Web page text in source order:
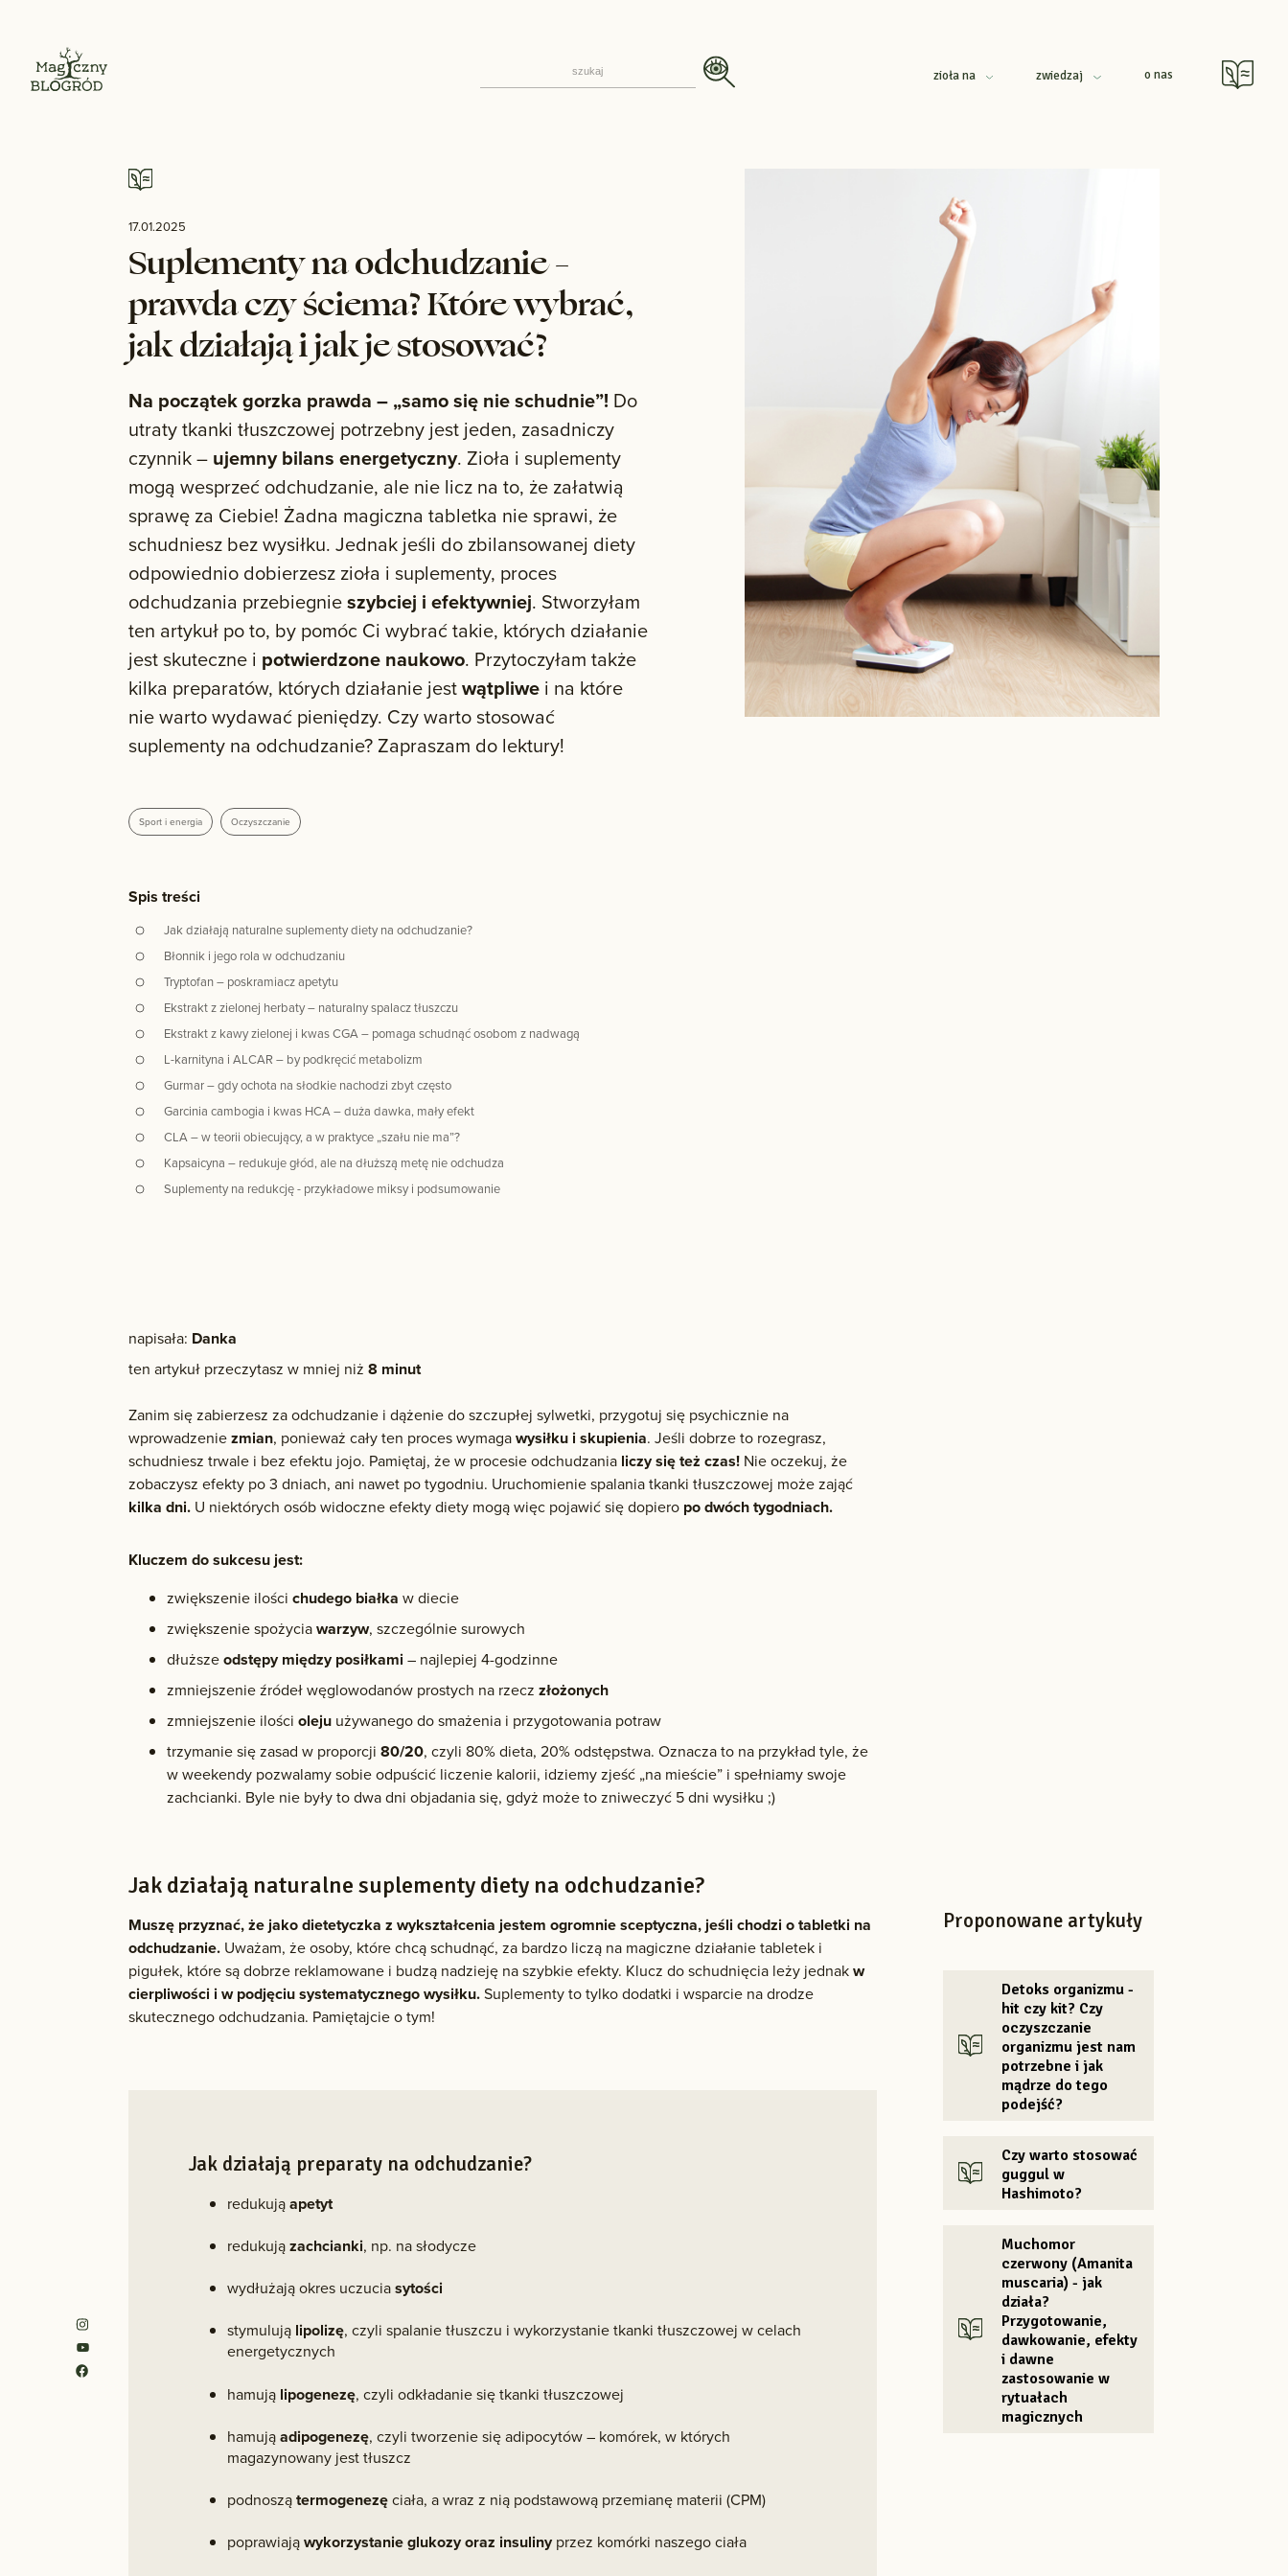
zioła na zwiedzaj o nas
17.01.2025
Suplementy na odchudzanie –
prawda czy ściema? Które wybrać,
jak działają i jak je stosować?
Na początek gorzka prawda – „samo się nie schudnie”! Do
utraty tkanki tłuszczowej potrzebny jest jeden, zasadniczy
czynnik – ujemny bilans energetyczny. Zioła i suplementy
mogą wesprzeć odchudzanie, ale nie licz na to, że załatwią
sprawę za Ciebie! Żadna magiczna tabletka nie sprawi, że
schudniesz bez wysiłku. Jednak jeśli do zbilansowanej diety
odpowiednio dobierzesz zioła i suplementy, proces
odchudzania przebiegnieszybciej i efektywniej. Stworzyłam
ten artykuł po to, by pomóc Ci wybrać takie, których działanie
jest skuteczne i potwierdzone naukowo. Przytoczyłam także
kilka preparatów, których działanie jestwątpliwe i na które
nie warto wydawać pieniędzy. Czy warto stosować
suplementy na odchudzanie? Zapraszam do lektury!
Sport i energia Oczyszczanie
Spis treści
Jak działają naturalne suplementy diety na odchudzanie?
Błonnik i jego rola w odchudzaniu
Tryptofan – poskramiacz apetytu
Ekstrakt z zielonej herbaty – naturalny spalacz tłuszczu
Ekstrakt z kawy zielonej i kwas CGA – pomaga schudnąć osobom z nadwagą
L-karnityna i ALCAR – by podkręcić metabolizm
Gurmar – gdy ochota na słodkie nachodzi zbyt często
Garcinia cambogia i kwas HCA – duża dawka, mały efekt
CLA – w teorii obiecujący, a w praktyce „szału nie ma”?
Kapsaicyna – redukuje głód, ale na dłuższą metę nie odchudza
Suplementy na redukcję - przykładowe miksy i podsumowanie
napisała: Danka
ten artykuł przeczytasz w mniej niż8 minut
Zanim się zabierzesz za odchudzanie i dążenie do szczupłej sylwetki, przygotuj się psychicznie na
wprowadzeniezmian, ponieważ cały ten proces wymagawysiłku i skupienia. Jeśli dobrze to rozegrasz,
schudniesz trwale i bez efektu jojo. Pamiętaj, że w procesie odchudzania liczy się też czas! Nie oczekuj, że
zobaczysz efekty po 3 dniach, ani nawet po tygodniu. Uruchomienie spalania tkanki tłuszczowej może zająć
kilka dni. U niektórych osób widoczne efekty diety mogą więc pojawić się dopiero po dwóch tygodniach.
Kluczem do sukcesu jest:
zwiększenie ilościchudego białka w diecie
zwiększenie spożyciawarzyw, szczególnie surowych
dłuższeodstępy między posiłkami – najlepiej 4-godzinne
zmniejszenie źródeł węglowodanów prostych na rzeczzłożonych
zmniejszenie ilościoleju używanego do smażenia i przygotowania potraw
trzymanie się zasad w proporcji80/20, czyli 80% dieta, 20% odstępstwa. Oznacza to na przykład tyle, że
w weekendy pozwalamy sobie odpuścić liczenie kalorii, idziemy zjeść „na mieście” i spełniamy swoje
zachcianki. Byle nie były to dwa dni objadania się, gdyż może to zniweczyć 5 dni wysiłku ;)
Jak działają naturalne suplementy diety na odchudzanie?
Muszę przyznać, że jako dietetyczka z wykształcenia jestem ogromnie sceptyczna, jeśli chodzi o tabletki na
odchudzanie. Uważam, że osoby, które chcą schudnąć, za bardzo liczą na magiczne działanie tabletek i
pigułek, które są dobrze reklamowane i budzą nadzieję na szybkie efekty. Klucz do schudnięcia leży jednakw
cierpliwości i w podjęciu systematycznego wysiłku.Suplementy to tylko dodatki i wsparcie na drodze
skutecznego odchudzania. Pamiętajcie o tym!
Jak działają preparaty na odchudzanie?
redukująapetyt
redukujązachcianki, np. na słodycze
wydłużają okres uczuciasytości
stymulują lipolizę, czyli spalanie tłuszczu i wykorzystanie tkanki tłuszczowej w celach
energetycznych
hamują lipogenezę, czyli odkładanie się tkanki tłuszczowej
hamująadipogenezę, czyli tworzenie się adipocytów – komórek, w których
magazynowany jest tłuszcz
podnoszątermogenezęciała, a wraz z nią podstawową przemianę materii (CPM)
poprawiająwykorzystanie glukozy oraz insulinyprzez komórki naszego ciała
Proponowane artykuły
Detoks organizmu -
hit czy kit? Czy
oczyszczanie
organizmu jest nam
potrzebne i jak
mądrze do tego
podejść?
Czy warto stosować
guggul w
Hashimoto?
Muchomor
czerwony (Amanita
muscaria) - jak
działa?
Przygotowanie,
dawkowanie, efekty
i dawne
zastosowanie w
rytuałach
magicznych